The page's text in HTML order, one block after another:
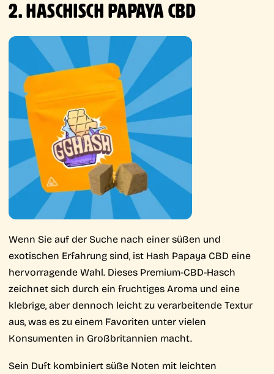
2. HASCHISCH PAPAYA CBD
Wenn Sie auf der Suche nach einer süßen und
exotischen Erfahrung sind, ist Hash Papaya CBD eine
hervorragende Wahl. Dieses Premium-CBD-Hasch
zeichnet sich durch ein fruchtiges Aroma und eine
klebrige, aber dennoch leicht zu verarbeitende Textur
aus, was es zu einem Favoriten unter vielen
Konsumenten in Großbritannien macht.
Sein Duft kombiniert süße Noten mit leichten